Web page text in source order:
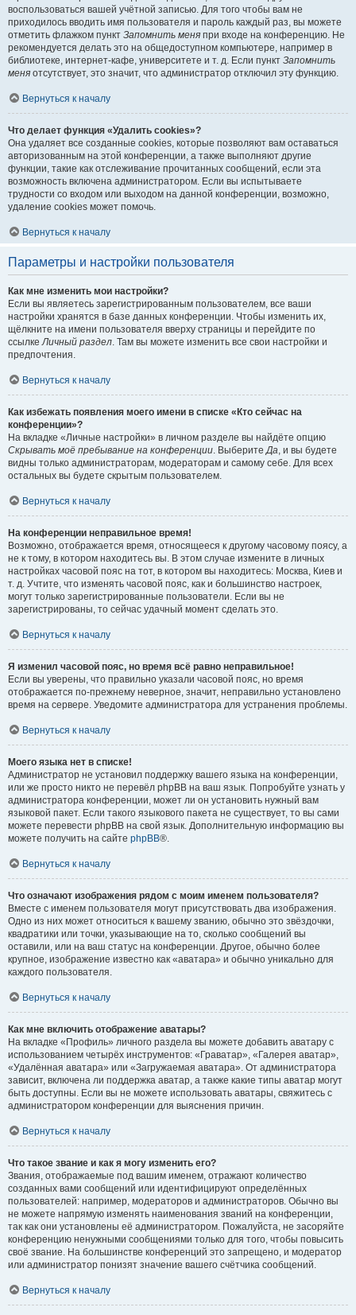
воспользоваться вашей учётной записью. Для того чтобы вам не
приходилось вводить имя пользователя и пароль каждый раз, вы можете
отметить флажком пункт Запомнить меня при входе на конференцию. Не
рекомендуется делать это на общедоступном компьютере, например в
библиотеке, интернет-кафе, университете и т. д. Если пункт Запомнить
меня отсутствует, это значит, что администратор отключил эту функцию.
Вернуться к началу
Что делает функция «Удалить cookies»?
Она удаляет все созданные cookies, которые позволяют вам оставаться
авторизованным на этой конференции, а также выполняют другие
функции, такие как отслеживание прочитанных сообщений, если эта
возможность включена администратором. Если вы испытываете
трудности со входом или выходом на данной конференции, возможно,
удаление cookies может помочь.
Вернуться к началу
Параметры и настройки пользователя
Как мне изменить мои настройки?
Если вы являетесь зарегистрированным пользователем, все ваши
настройки хранятся в базе данных конференции. Чтобы изменить их,
щёлкните на имени пользователя вверху страницы и перейдите по
ссылкеЛичный раздел. Там вы можете изменить все свои настройки и
предпочтения.
Вернуться к началу
Как избежать появления моего имени в списке «Кто сейчас на
конференции»?
На вкладке «Личные настройки» в личном разделе вы найдёте опцию
Скрывать моё пребывание на конференции. ВыберитеДа, и вы будете
видны только администраторам, модераторам и самому себе. Для всех
остальных вы будете скрытым пользователем.
Вернуться к началу
На конференции неправильное время!
Возможно, отображается время, относящееся к другому часовому поясу, а
не к тому, в котором находитесь вы. В этом случае измените в личных
настройках часовой пояс на тот, в котором вы находитесь: Москва, Киев и
т. д. Учтите, что изменять часовой пояс, как и большинство настроек,
могут только зарегистрированные пользователи. Если вы не
зарегистрированы, то сейчас удачный момент сделать это.
Вернуться к началу
Я изменил часовой пояс, но время всё равно неправильное!
Если вы уверены, что правильно указали часовой пояс, но время
отображается по-прежнему неверное, значит, неправильно установлено
время на сервере. Уведомите администратора для устранения проблемы.
Вернуться к началу
Моего языка нет в списке!
Администратор не установил поддержку вашего языка на конференции,
или же просто никто не перевёл phpBB на ваш язык. Попробуйте узнать у
администратора конференции, может ли он установить нужный вам
языковой пакет. Если такого языкового пакета не существует, то вы сами
можете перевести phpBB на свой язык. Дополнительную информацию вы
можете получить на сайте phpBB®.
Вернуться к началу
Что означают изображения рядом с моим именем пользователя?
Вместе с именем пользователя могут присутствовать два изображения.
Одно из них может относиться к вашему званию, обычно это звёздочки,
квадратики или точки, указывающие на то, сколько сообщений вы
оставили, или на ваш статус на конференции. Другое, обычно более
крупное, изображение известно как «аватара» и обычно уникально для
каждого пользователя.
Вернуться к началу
Как мне включить отображение аватары?
На вкладке «Профиль» личного раздела вы можете добавить аватару с
использованием четырёх инструментов: «Граватар», «Галерея аватар»,
«Удалённая аватара» или «Загружаемая аватара». От администратора
зависит, включена ли поддержка аватар, а также какие типы аватар могут
быть доступны. Если вы не можете использовать аватары, свяжитесь с
администратором конференции для выяснения причин.
Вернуться к началу
Что такое звание и как я могу изменить его?
Звания, отображаемые под вашим именем, отражают количество
созданных вами сообщений или идентифицируют определённых
пользователей: например, модераторов и администраторов. Обычно вы
не можете напрямую изменять наименования званий на конференции,
так как они установлены её администратором. Пожалуйста, не засоряйте
конференцию ненужными сообщениями только для того, чтобы повысить
своё звание. На большинстве конференций это запрещено, и модератор
или администратор понизят значение вашего счётчика сообщений.
Вернуться к началу